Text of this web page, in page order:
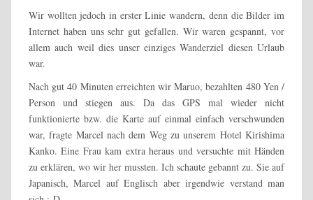
Wir wollten jedoch in erster Linie wandern, denn die Bilder im
Internet haben uns sehr gut gefallen. Wir waren gespannt, vor
allem auch weil dies unser einziges Wanderziel diesen Urlaub
war.
Nach gut 40 Minuten erreichten wir Maruo, bezahlten 480 Yen /
Person und stiegen aus. Da das GPS mal wieder nicht
funktionierte bzw. die Karte auf einmal einfach verschwunden
war, fragte Marcel nach dem Weg zu unserem Hotel Kirishima
Kanko. Eine Frau kam extra heraus und versuchte mit Händen
zu erklären, wo wir her mussten. Ich schaute gebannt zu. Sie auf
Japanisch, Marcel auf Englisch aber irgendwie verstand man